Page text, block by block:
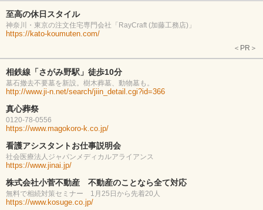
至高の休日スタイル
神奈川・東京の注文住宅専門会社「RayCraft (加藤工務店)」
https://kato-koumuten.com/
＜PR＞
相鉄線「さがみ野駅」徒歩10分
墓石撤去不要墓を新設。樹木葬墓、動物墓も。
http://www.ji-n.net/search/jiin_detail.cgi?id=366
真心葬祭
0120-78-0556
https://www.magokoro-k.co.jp/
看護アシスタントお仕事説明会
社会医療法人ジャパンメディカルアライアンス
https://www.jinai.jp/
株式会社小菅不動産 不動産のことなら全て対応
無料で相続対策セミナー 1月25日から先着20人
https://www.kosuge.co.jp/